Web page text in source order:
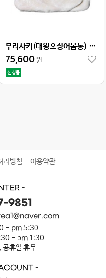
무라사키(대왕오징어몸통) 20kg
75,600원
신상품
리방침 이용약관
-
9851
- pm 5:30
- pm 1:30
공휴일 휴무
-